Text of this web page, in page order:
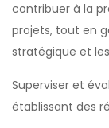
contribuer à la
projets, tout en
stratégique et
Superviser et
établissant des